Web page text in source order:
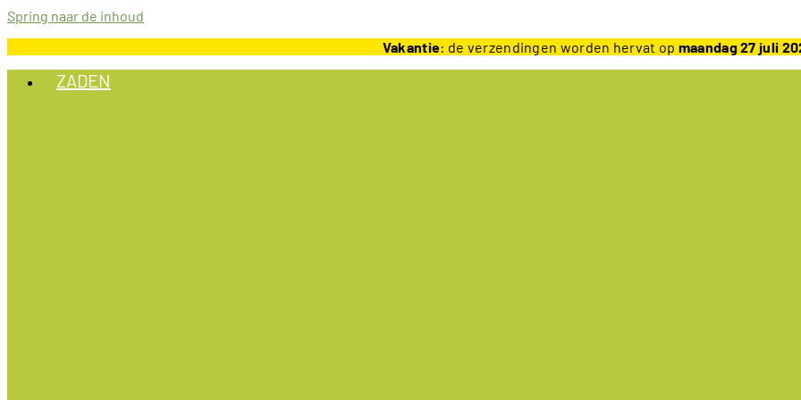
Spring naar de inhoud
Vakantie: de verzendingen worden hervat op maandag 27 juli
ZADEN